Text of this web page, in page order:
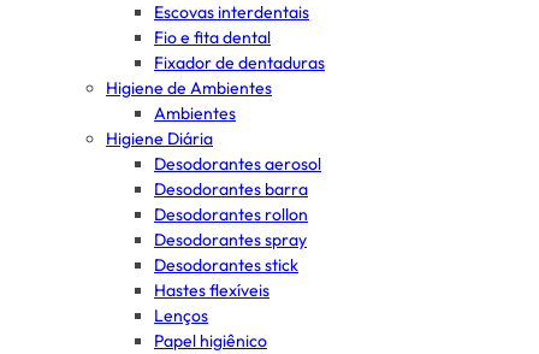
Escovas interdentais
Fio e fita dental
Fixador de dentaduras
Higiene de Ambientes
Ambientes
Higiene Diária
Desodorantes aerosol
Desodorantes barra
Desodorantes rollon
Desodorantes spray
Desodorantes stick
Hastes flexíveis
Lenços
Papel higiênico